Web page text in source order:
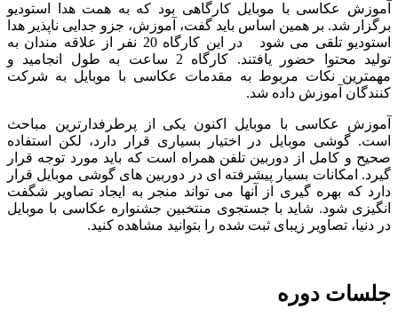
آموزش عکاسی با موبایل کارگاهی بود که به همت هدا استودیو
برگزار شد. بر همین اساس باید گفت، آموزش، جزو جدایی ناپذیر هدا
استودیو تلقی می شود در این کارگاه 20 نفر از علاقه مندان به
تولید محتوا حضور یافتند. کارگاه 2 ساعت به طول انجامید و
مهمترین نکات مربوط به مقدمات عکاسی با موبایل به شرکت
کنندگان آموزش داده شد.
آموزش عکاسی با موبایل اکنون یکی از پرطرفدارترین مباحث
است. گوشی موبایل در اختیار بسیاری قرار دارد، لکن استفاده
صحیح و کامل از دوربین تلفن همراه است که باید مورد توجه قرار
گیرد. امکانات بسیار پیشرفته ای در دوربین های گوشی موبایل قرار
دارد که بهره گیری از آنها می تواند منجر به ایجاد تصاویر شگفت
انگیزی شود. شاید با جستجوی منتخبین جشنواره عکاسی با موبایل
در دنیا، تصاویر زیبای ثبت شده را بتوانید مشاهده کنید.
جلسات دوره